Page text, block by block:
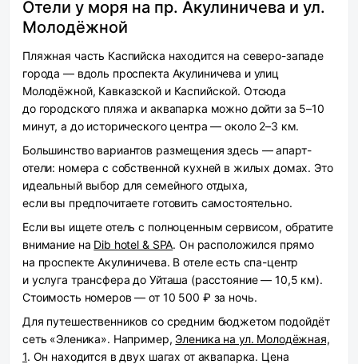
Отели у моря на пр. Акулиничева и ул.
Молодёжной
Пляжная часть Каспийска находится на северо-западе
города — вдоль проспекта Акулиничева и улиц
Молодёжной, Кавказской и Каспийской. Отсюда
до городского пляжа и аквапарка можно дойти за 5–10
минут, а до исторического центра — около 2–3 км.
Большинство вариантов размещения здесь — апарт-
отели: номера с собственной кухней в жилых домах. Это
идеальный выбор для семейного отдыха,
если вы предпочитаете готовить самостоятельно.
Если вы ищете отель с полноценным сервисом, обратите
внимание на Dib hotel & SPA. Он расположился прямо
на проспекте Акулиничева. В отеле есть спа-центр
и услуга трансфера до Уйташа (расстояние — 10,5 км).
Стоимость номеров — от 10 500 ₽ за ночь.
Для путешественников со средним бюджетом подойдёт
сеть «Эленика». Например, Эленика на ул. Молодёжная,
1. Он находится в двух шагах от аквапарка. Цена